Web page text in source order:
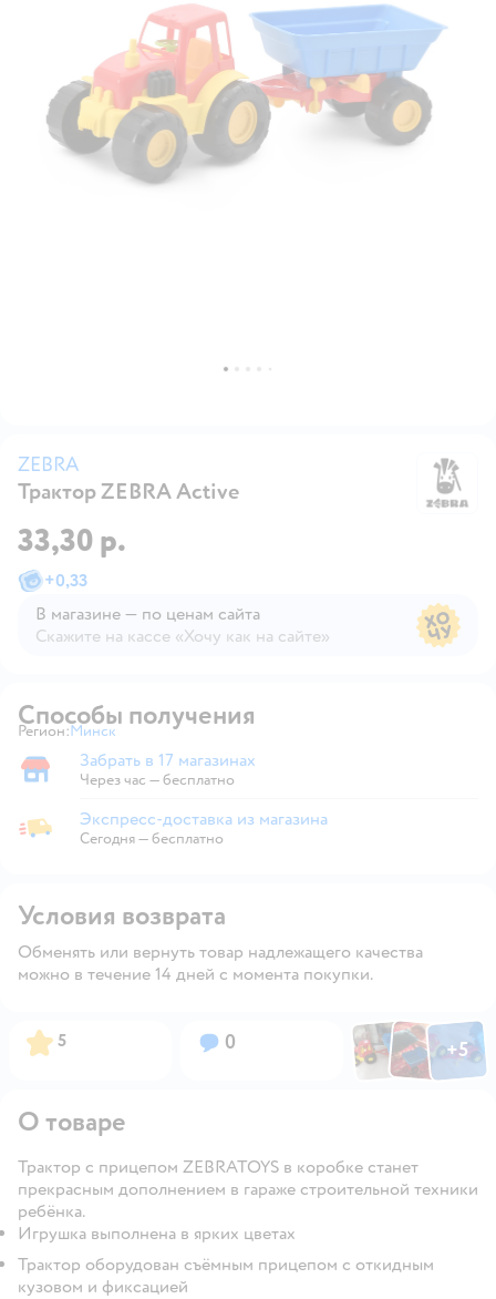
ZEBRA
Трактор ZEBRA Active
33,30 р.
+0,33
В магазине — по ценам сайта
Скажите на кассе «Хочу как на сайте»
Способы получения
Регион: Выбор адреса доставки.
Минск
Забрать в магазине
Забрать в 17 магазинах
Через час — бесплатно
Экспресс-доставка из магазина
Экспресс-доставка из магазина
Сегодня—бесплатно
Условия возврата
Обменять или вернуть товар надлежащего качества
можно в течение 14 дней с момента покупки.
Рейтинг:
5 Вопросов:
0 ФотоФотоФото
+5
Открыть
О товаре
Трактор с прицепом ZEBRATOYS в коробке станет
прекрасным дополнением в гараже строительной техники
ребёнка.
Игрушка выполнена в ярких цветах
Трактор оборудован съёмным прицепом с откидным
кузовом и фиксацией